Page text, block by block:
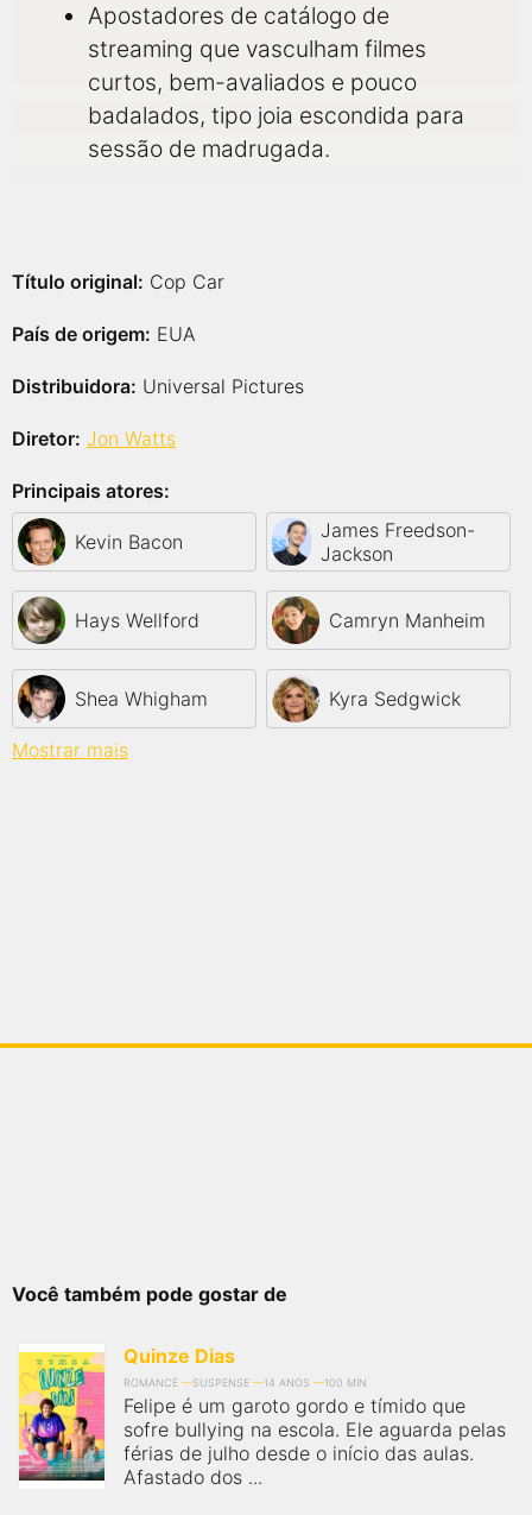
Apostadores de catálogo de
streaming que vasculham filmes
curtos, bem-avaliados e pouco
badalados, tipo joia escondida para
sessão de madrugada.
Título original: Cop Car
País de origem: EUA
Distribuidora: Universal Pictures
Diretor: Jon Watts
Principais atores:
Kevin Bacon
James Freedson-
Jackson
Hays Wellford Camryn Manheim
Shea Whigham Kyra Sedgwick
Mostrar mais
Você também pode gostar de
Quinze Dias
ROMANCE SUSPENSE 14 ANOS 100 MIN
Felipe é um garoto gordo e tímido que
sofre bullying na escola. Ele aguarda pelas
férias de julho desde o início das aulas.
Afastado dos ...